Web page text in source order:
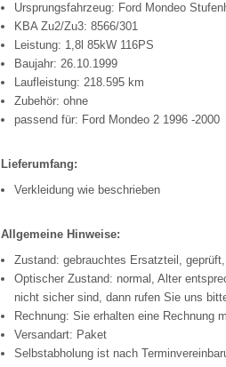
Ursprungsfahrzeug: Ford Mondeo
KBA Zu2/Zu3: 8566/301
Leistung: 1,8l 85kW 116PS
Baujahr: 26.10.1999
Laufleistung: 218.595 km
Zubehör: ohne
passend für: Ford Mondeo 2 1996 -2000
Lieferumfang:
Verkleidung wie beschrieben
Allgemeine Hinweise:
Zustand: gebrauchtes Ersatzteil,
Optischer Zustand: normal, Alter
nicht sicher sind, dann rufen Sie uns
Rechnung: Sie erhalten eine Rechnung
Versandart: Paket
Selbstabholung ist nach